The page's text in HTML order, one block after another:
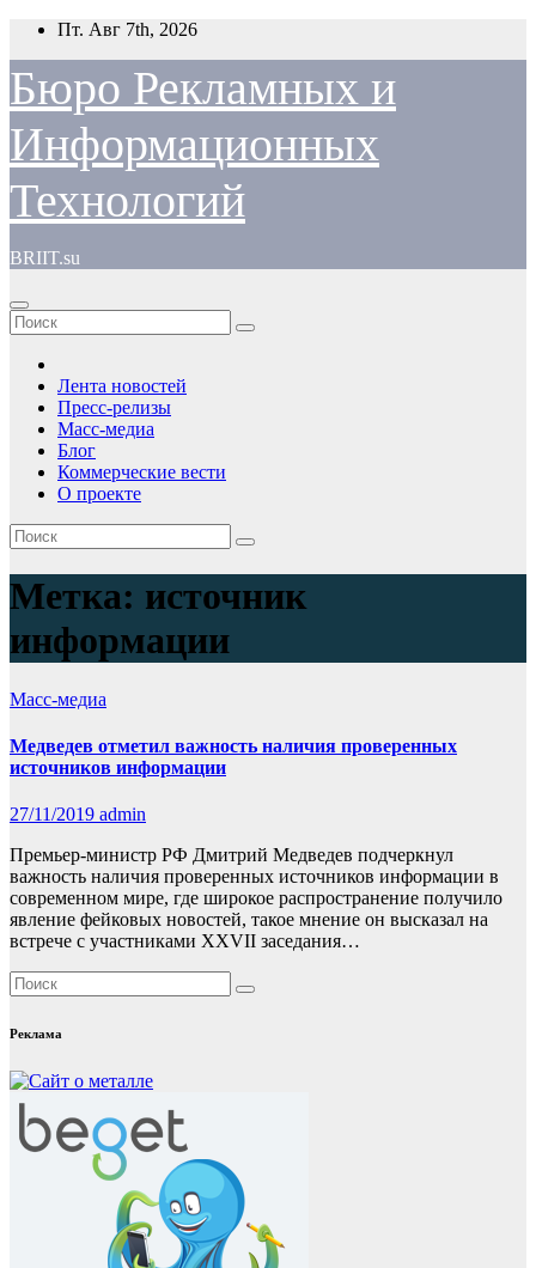
Перейти
содержимому
Пт. Авг 7th, 2026
Бюро Рекламных и
Информационных
Технологий
BRIIT.su
Лента новостей
Пресс-релизы
Масс-медиа
Блог
Коммерческие вести
О проекте
Метка: источник
информации
Масс-медиа
Медведев отметил важность наличия проверенных
источников информации
27/11/2019 admin
Премьер-министр РФ Дмитрий Медведев подчеркнул
важность наличия проверенных источников информации в
современном мире, где широкое распространение получило
явление фейковых новостей, такое мнение он высказал на
встрече с участниками XXVII заседания…
Реклама